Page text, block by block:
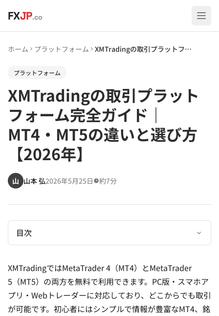
FXJP.co
ホーム プラットフォーム XMTradingの取引プラットフォーム完全ガイド｜MT4・MT5の違いと選び方【2026年】
プラットフォーム
XMTradingの取引プラット
フォーム完全ガイド｜
MT4・MT5の違いと選び方
【2026年】
山 山本 弘2026年5月25日 約7分
目次
XMTradingではMetaTrader 4（MT4）とMetaTrader
5（MT5）の両方を無料で利用できます。PC版・スマホア
プリ・Webトレーダーに対応しており、どこからでも取引
が可能です。初心者にはシンプルで情報が豊富なMT4、銘